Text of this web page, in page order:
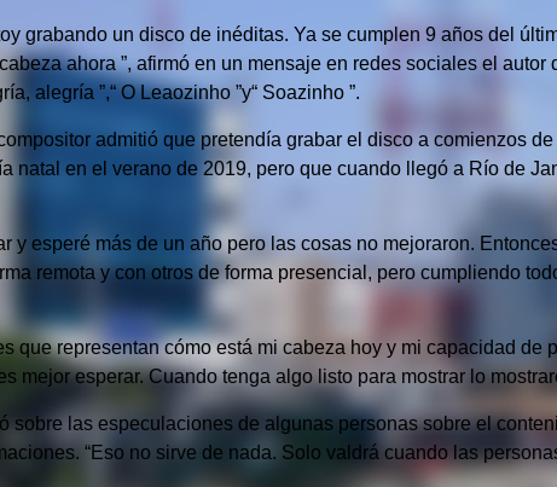
grabando un disco de inéditas. Ya se cumplen 9 años del
ahora ”, afirmó en un mensaje en redes sociales el autor
alegría ”,“ O Leaozinho ”y“ Soazinho ”.
admitió que pretendía grabar el disco a comienzos
natal en el verano de 2019, pero que cuando llegó a Río de
y esperé más de un año pero las cosas no mejoraron.
remota y con otros de forma presencial, pero cumpliendo
que representan cómo está mi cabeza hoy y mi capacidad de
mejor esperar.Cuando tenga algo listo para mostrar lo
sobre las especulaciones de algunas personas sobre el
“Eso no sirve de nada. Solo valdrá cuando las